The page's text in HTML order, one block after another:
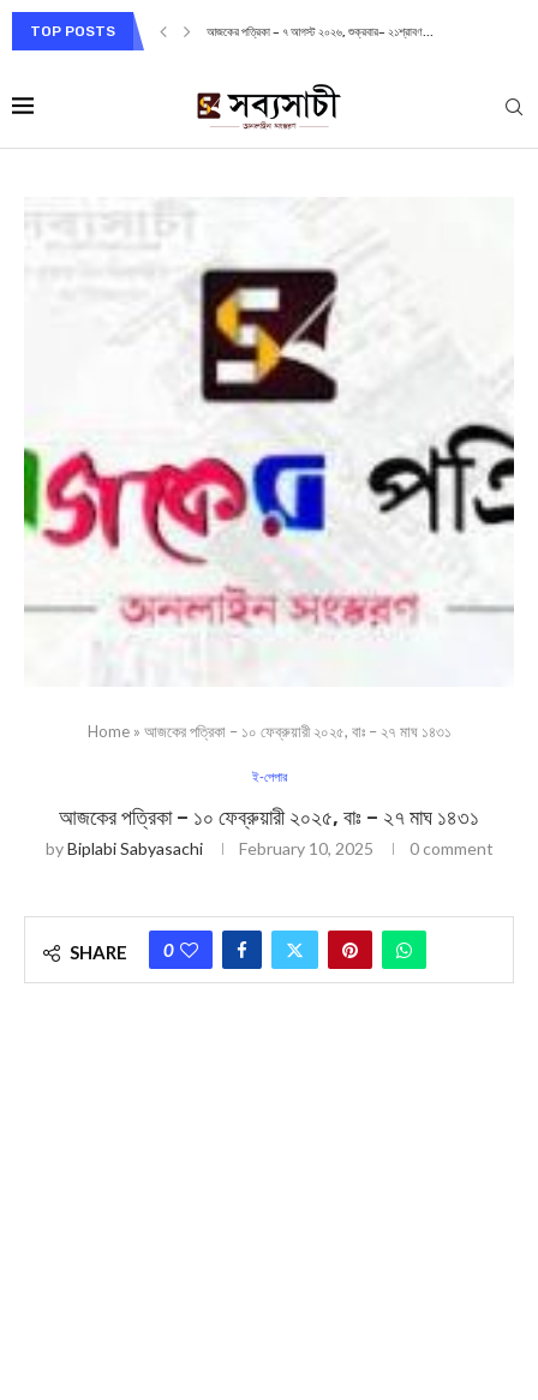
TOP POSTS আজকের পত্রিকা – ৭ আগস্ট ২০২৬, শুক্রবার– ২১শ্রাবণ...
Home» আজকের পত্রিকা – ১০ ফেব্রুয়ারী ২০২৫, বাঃ – ২৭ মাঘ ১৪৩১
ই-পেপার
আজকের পত্রিকা – ১০ ফেব্রুয়ারী ২০২৫, বাঃ – ২৭ মাঘ ১৪৩১
byBiplabi Sabyasachi February 10, 2025 0 comment
SHARE 0